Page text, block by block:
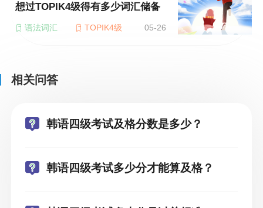
想过TOPIK4级得有多少词汇储备
语法词汇 TOPIK4级 05-26
相关问答
韩语四级考试及格分数是多少？
韩语四级考试多少分才能算及格？